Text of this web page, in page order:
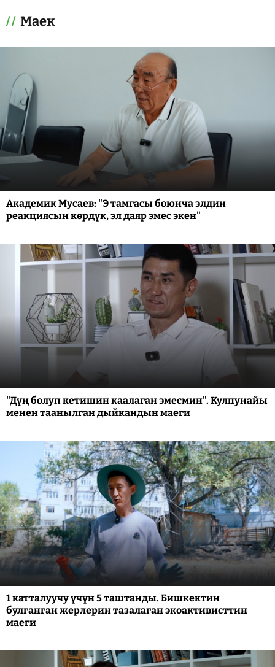
Маек
Академик Мусаев: "Э тамгасы боюнча элдин
реакциясын көрдүк, эл даяр эмес экен"
"Дүң болуп кетишин каалаган эмесмин". Кулпунайы
менен таанылган дыйкандын маеги
1 катталуучу үчүн 5 таштанды. Бишкектин
булганган жерлерин тазалаган экоактивисттин
маеги